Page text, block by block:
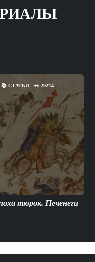
📚СТАТЬИ 👀29214
тюрок. Печенеги